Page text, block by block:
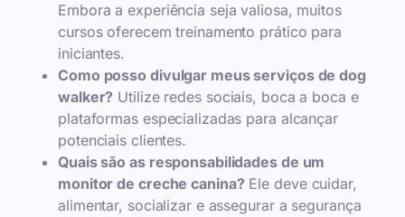
Embora a experiência seja valiosa, muitos
cursos oferecem treinamento prático para
iniciantes.
Como posso divulgar meus serviços de dog
walker? Utilize redes sociais, boca a boca e
plataformas especializadas para alcançar
potenciais clientes.
Quais são as responsabilidades de um
monitor de creche canina? Ele deve cuidar,
alimentar, socializar e assegurar a segurança